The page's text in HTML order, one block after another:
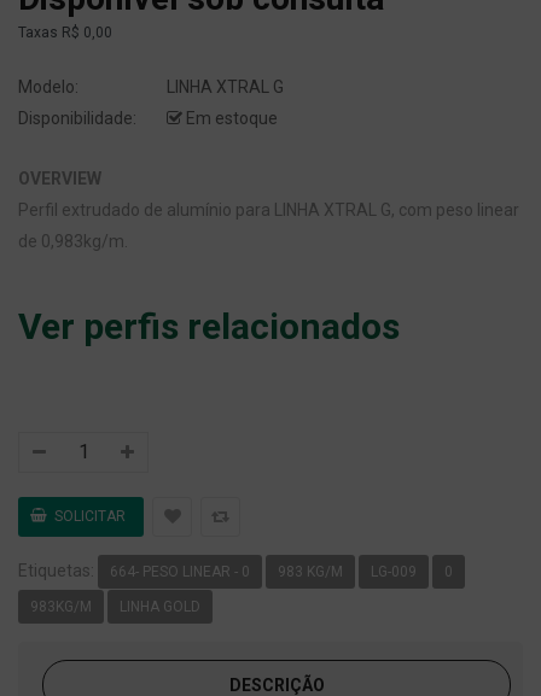
Taxas R$ 0,00
Modelo:
LINHA XTRAL G
Disponibilidade:
Em estoque
OVERVIEW
Perfil extrudado de alumínio para LINHA XTRAL G, com peso linear
de 0,983kg/m.
Ver perfis relacionados
Etiquetas: 664- PESO LINEAR - 0 983 KG/M LG-009 0
983KG/M LINHA GOLD
DESCRIÇÃO